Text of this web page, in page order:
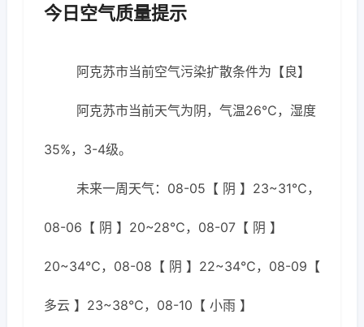
今日空气质量提示
阿克苏市当前空气污染扩散条件为【良】
阿克苏市当前天气为阴，气温26℃，湿度
35%，3-4级。
未来一周天气：08-05【 阴 】23~31℃，
08-06【 阴 】20~28℃，08-07【 阴 】
20~34℃，08-08【 阴 】22~34℃，08-09【
多云 】23~38℃，08-10【 小雨 】